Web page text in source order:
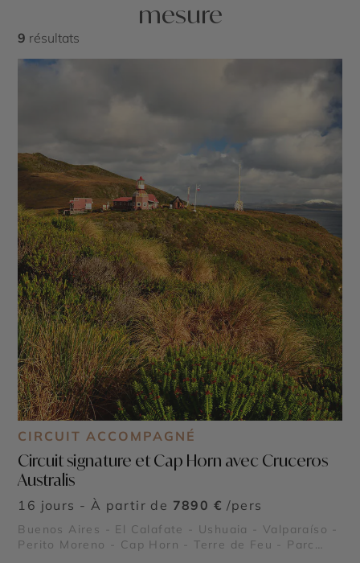
mesure
9 résultats
CIRCUIT ACCOMPAGNÉ
Circuit signature et Cap Horn avec Cruceros
Australis
16 jours - À partir de 7890 € /pers
Buenos Aires - El Calafate - Ushuaia - Valparaíso -
Perito Moreno - Cap Horn - Terre de Feu - Parc